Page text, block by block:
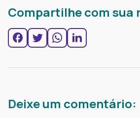
Compartilhe com sua
Deixe um comentário: